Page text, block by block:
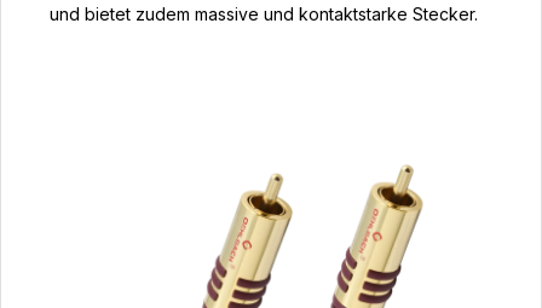
und bietet zudem massive und kontaktstarke Stecker.